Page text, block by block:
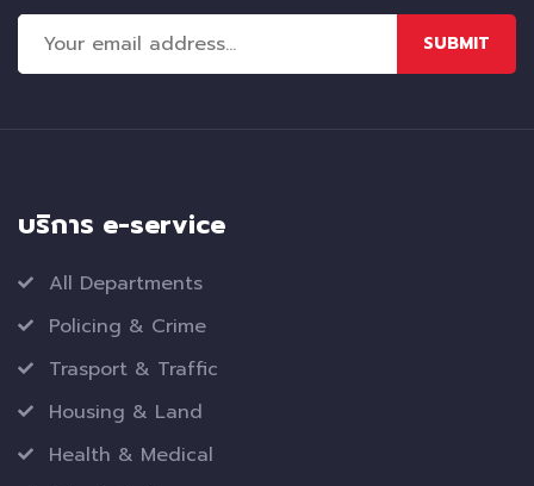
SUBMIT
บริการ e-service
All Departments
Policing & Crime
Trasport & Traffic
Housing & Land
Health & Medical